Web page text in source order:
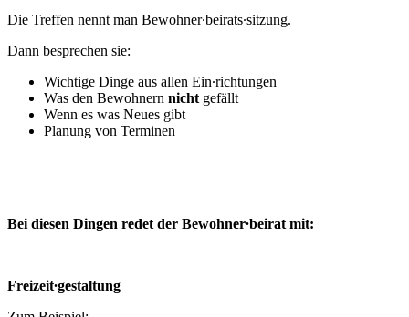
Die Treffen nennt man Bewohner∙beirats∙sitzung.
Dann besprechen sie:
Wichtige Dinge aus allen Ein∙richtungen
Was den Bewohnern nicht gefällt
Wenn es was Neues gibt
Planung von Terminen
Bei diesen Dingen redet der Bewohner∙beirat mit:
Freizeit∙gestaltung